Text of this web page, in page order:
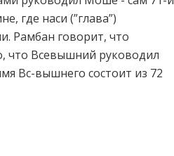
где наси (”глава”)
Рамбан говорит, что
что Всевышний руководил
Вс-вышнего состоит из 72